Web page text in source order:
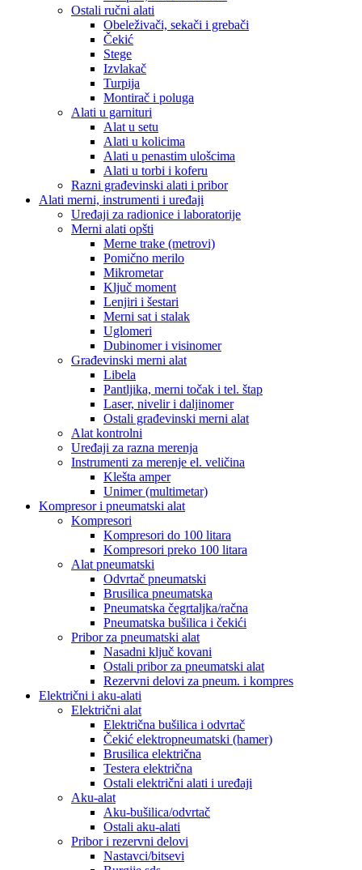
Ostali ručni alati
Obeleživači, sekači i grebači
Čekić
Stege
Izvlakač
Turpija
Montirač i poluga
Alati u garnituri
Alat u setu
Alati u kolicima
Alati u penastim ulošcima
Alati u torbi i koferu
Razni građevinski alati i pribor
Alati merni, instrumenti i uređaji
Uređaji za radionice i laboratorije
Merni alati opšti
Merne trake (metrovi)
Pomično merilo
Mikrometar
Ključ moment
Lenjiri i šestari
Merni sat i stalak
Uglomeri
Dubinomer i visinomer
Građevinski merni alat
Libela
Pantljika, merni točak i tel. štap
Laser, nivelir i daljinomer
Ostali građevinski merni alat
Alat kontrolni
Uređaji za razna merenja
Instrumenti za merenje el. veličina
Klešta amper
Unimer (multimetar)
Kompresor i pneumatski alat
Kompresori
Kompresori do 100 litara
Kompresori preko 100 litara
Alat pneumatski
Odvrtač pneumatski
Brusilica pneumatska
Pneumatska čegrtaljka/račna
Pneumatska bušilica i čekići
Pribor za pneumatski alat
Nasadni ključ kovani
Ostali pribor za pneumatski alat
Rezervni delovi za pneum. i kompres
Električni i aku-alati
Električni alat
Električna bušilica i odvrtač
Čekić elektropneumatski (hamer)
Brusilica električna
Testera električna
Ostali električni alati i uređaji
Aku-alat
Aku-bušilica/odvrtač
Ostali aku-alati
Pribor i rezervni delovi
Nastavci/bitsevi